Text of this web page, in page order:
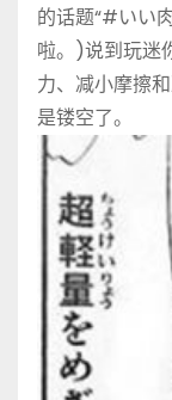
的话题“#いい
啦。)说到玩迷
力、减小摩擦
是镂空了。